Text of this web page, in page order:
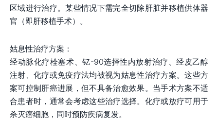
区域进行治疗。某些情况下需完全切除肝脏并移植供体器
官（即肝移植手术）。
姑息性治疗方案：
经动脉化疗栓塞术、钇-90选择性内放射治疗、经皮乙醇
注射、化疗或免疫疗法均被视为姑息性治疗方案。这些方
案可控制肝癌进展，但不具备治愈效果。当手术方案不适
合患者时，通常会考虑这些治疗选择。化疗或放疗可用于
杀灭癌细胞，同时预防疾病复发。